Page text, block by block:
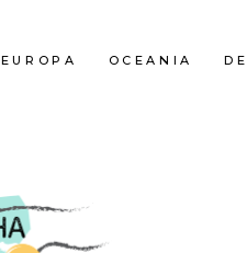
EUROPA OCEANIA